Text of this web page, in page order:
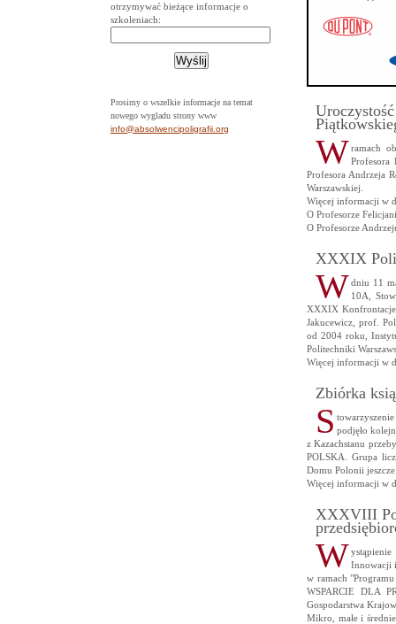
otrzymywać bieżące informacje o
szkoleniach:
Prosimy o wszelkie informacje na temat
nowego wygladu strony www
info@absolwencipoligrafii.org
Wramach
Profesora
Profesora Andrzeja
Warszawskiej.
Więcej informacji w
O Profesorze
O Profesorze
XXXIX
Wdniu 11
10A,
XXXIX
Jakucewicz, prof.
od 2004 roku,
Politechniki
Więcej informacji w
Zbiórka
S podjęło
z Kazachstanu
POLSKA. Grupa
Domu Polonii
Więcej informacji w
XXXVIII
WInnowacji
w ramach
WSPARCIE DLA
Gospodarstwa
Mikro, małe i